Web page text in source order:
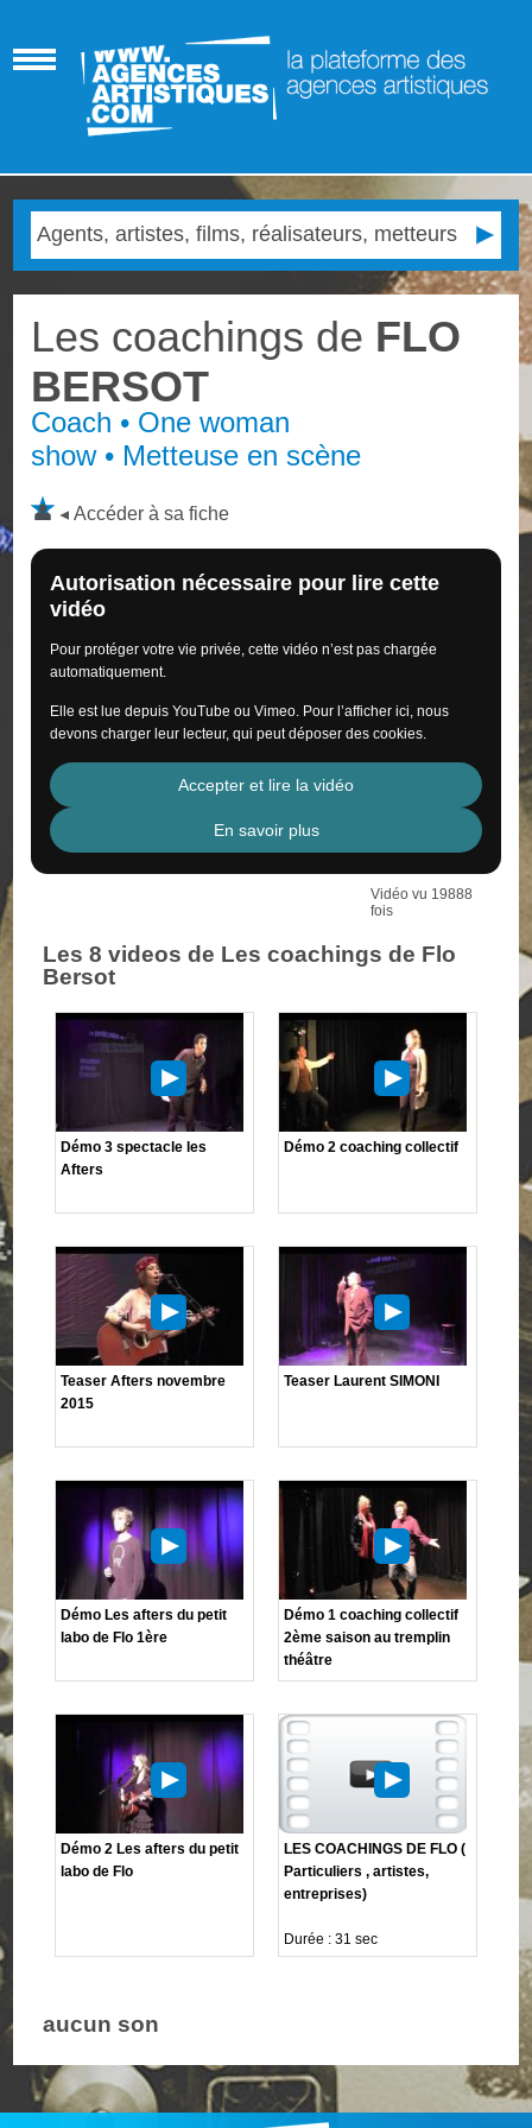
Les coachings de FLO
BERSOT
Coach • One woman
show • Metteuse en scène
Accéder à sa fiche
Autorisation nécessaire pour lire cette
vidéo
Pour protéger votre vie privée, cette vidéo n’est pas chargée
automatiquement.
Elle est lue depuis YouTube ou Vimeo. Pour l’afficher ici, nous
devons charger leur lecteur, qui peut déposer des cookies.
Accepter et lire la vidéo
En savoir plus
Vidéo vu 19888
fois
Les 8 videos de Les coachings de Flo
Bersot
Démo 3 spectacle les
Afters
Démo 2 coaching collectif
Teaser Afters novembre
2015
Teaser Laurent SIMONI
Démo Les afters du petit
labo de Flo 1ère
Démo 1 coaching collectif
2ème saison au tremplin
théâtre
Démo 2 Les afters du petit
labo de Flo
LES COACHINGS DE FLO (
Particuliers , artistes,
entreprises)
Durée : 31 sec
aucun son